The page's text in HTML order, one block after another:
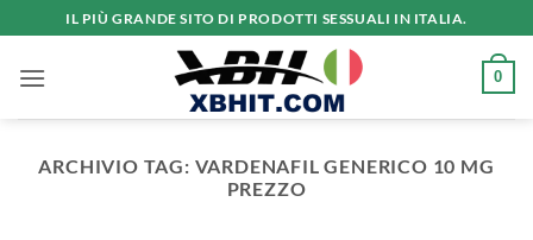
ai
contenuti
IL PIÙ GRANDE SITO DI PRODOTTI SESSUALI IN ITALIA.
0
ARCHIVIO TAG: VARDENAFIL GENERICO 10 MG
PREZZO